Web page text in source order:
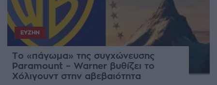
ΕΥΖΗΝ
Το «πάγωμα» της συγχώνευσης
Paramount – Warner βυθίζει το
Χόλιγουντ στην αβεβαιότητα